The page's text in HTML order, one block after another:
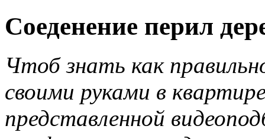
Соеденение перил
Чтоб знать как
своими руками в
представленной